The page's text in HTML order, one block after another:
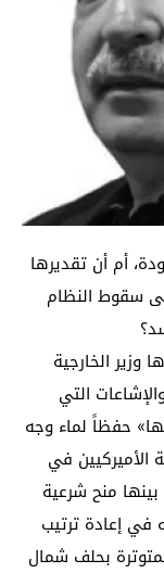
أم أن تقديرها
سقوط النظام
وزير الخارجية
التي
حفظاً لماء وجه
الأميركيين في
منح شرعية
في إعادة ترتيب
بحلف شمال